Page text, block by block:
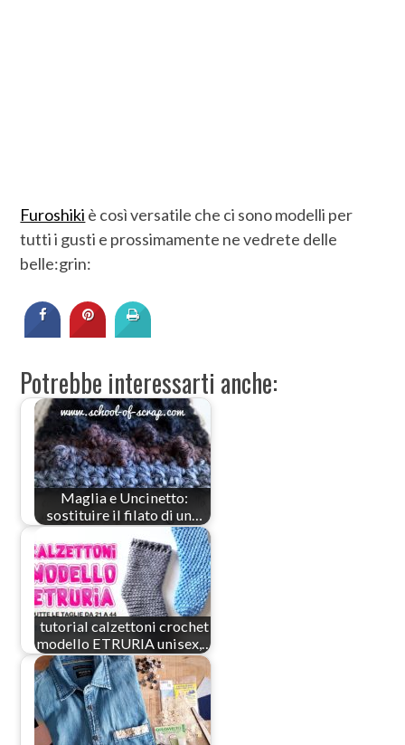
Furoshiki è così versatile che ci sono modelli per
tutti i gusti e prossimamente ne vedrete delle
belle:grin:
Potrebbe interessarti anche:
Maglia e Uncinetto:
sostituire il filato di un…
tutorial calzettoni crochet
modello ETRURIA unisex,…